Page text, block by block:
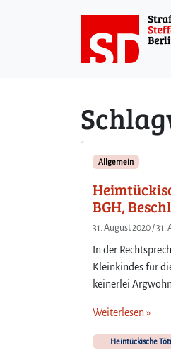
Allgemein
BGH,
31. August 2020 /31.
In der
Kleinkindes für
keinerlei
Weiterlesen »
Heintückische